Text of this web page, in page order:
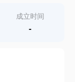
成立时间
-